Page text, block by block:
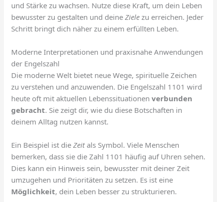
und Stärke zu wachsen. Nutze diese Kraft, um dein Leben
bewusster zu gestalten und deineZiele zu erreichen. Jeder
Schritt bringt dich näher zu einem erfüllten Leben.
Moderne Interpretationen und praxisnahe Anwendungen
der Engelszahl
Die moderne Welt bietet neue Wege, spirituelle Zeichen
zu verstehen und anzuwenden. Die Engelszahl 1101 wird
heute oft mit aktuellen Lebenssituationenverbunden
gebracht. Sie zeigt dir, wie du diese Botschaften in
deinem Alltag nutzen kannst.
Ein Beispiel ist dieZeitals Symbol. Viele Menschen
bemerken, dass sie die Zahl 1101 häufig auf Uhren sehen.
Dies kann ein Hinweis sein, bewusster mit deiner Zeit
umzugehen und Prioritäten zu setzen. Es ist eine
Möglichkeit, dein Leben besser zu strukturieren.